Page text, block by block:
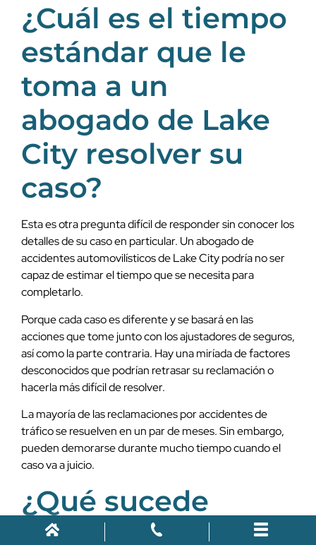
¿Cuál es el tiempo
estándar que le
toma a un
abogado de Lake
City resolver su
caso?
Esta es otra pregunta difícil de responder sin conocer los
detalles de su caso en particular. Un abogado de
accidentes automovilísticos de Lake City podría no ser
capaz de estimar el tiempo que se necesita para
completarlo.
Porque cada caso es diferente y se basará en las
acciones que tome junto con los ajustadores de seguros,
así como la parte contraria. Hay una miríada de factores
desconocidos que podrían retrasar su reclamación o
hacerla más difícil de resolver.
La mayoría de las reclamaciones por accidentes de
tráfico se resuelven en un par de meses. Sin embargo,
pueden demorarse durante mucho tiempo cuando el
caso va a juicio.
¿Qué sucede
cuando un caso de